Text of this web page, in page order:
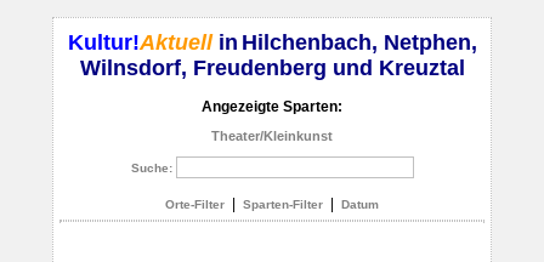
Kultur!Aktuellin Hilchenbach, Netphen,
Wilnsdorf, Freudenberg und Kreuztal
Angezeigte Sparten:
Theater/Kleinkunst
Suche:
Orte-Filter Sparten-Filter Datum